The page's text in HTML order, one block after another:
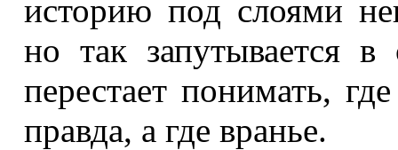
историю под слоями
но так запутывается в
перестает понимать,
правда, а где вранье.